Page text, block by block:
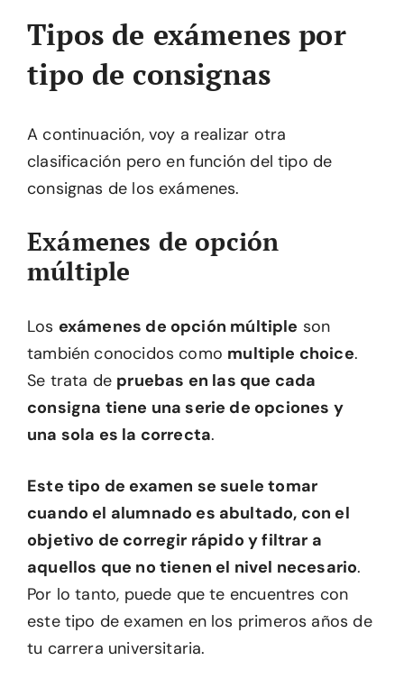
Tipos de exámenes por
tipo de consignas
A continuación, voy a realizar otra
clasificación pero en función del tipo de
consignas de los exámenes.
Exámenes de opción
múltiple
Los exámenes de opción múltiple son
también conocidos como multiple choice.
Se trata de pruebas en las que cada
consigna tiene una serie de opciones y
una sola es la correcta.
Este tipo de examen se suele tomar
cuando el alumnado es abultado, con el
objetivo de corregir rápido y filtrar a
aquellos que no tienen el nivel necesario.
Por lo tanto, puede que te encuentres con
este tipo de examen en los primeros años de
tu carrera universitaria.